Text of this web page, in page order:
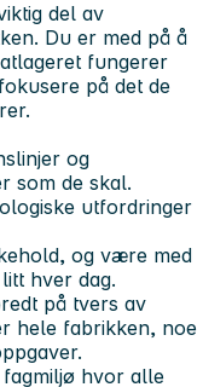
del av
Du er med på å
fungerer
på det de
og
som de skal.
utfordringer
og være med
hver dag.
på tvers av
hele fabrikken, noe
hvor alle